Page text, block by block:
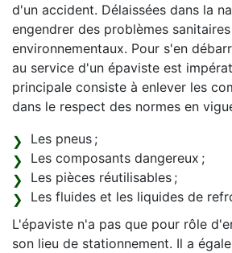
d'un accident. Délaissées dans la
engendrer des problèmes
environnementaux. Pour s'en
au service d'un épaviste est
principale consiste à enlever les
dans le respect des normes en
Les pneus ;
Les composants dangereux ;
Les pièces réutilisables ;
Les fluides et les liquides de
L'épaviste n'a pas que pour rôle
son lieu de stationnement. Il a